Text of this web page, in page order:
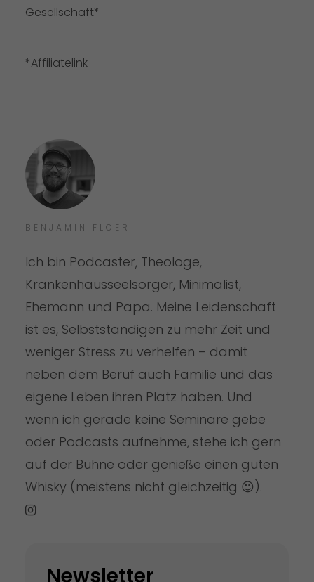
Gesellschaft*
*Affiliatelink
BENJAMIN FLOER
Ich bin Podcaster, Theologe,
Krankenhausseelsorger, Minimalist,
Ehemann und Papa. Meine Leidenschaft
ist es, Selbstständigen zu mehr Zeit und
weniger Stress zu verhelfen – damit
neben dem Beruf auch Familie und das
eigene Leben ihren Platz haben. Und
wenn ich gerade keine Seminare gebe
oder Podcasts aufnehme, stehe ich gern
auf der Bühne oder genieße einen guten
Whisky (meistens nicht gleichzeitig 😉).
Newsletter